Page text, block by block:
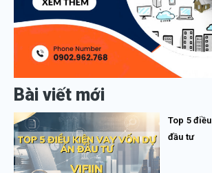
Bài viết mới
Top 5
đầu tư